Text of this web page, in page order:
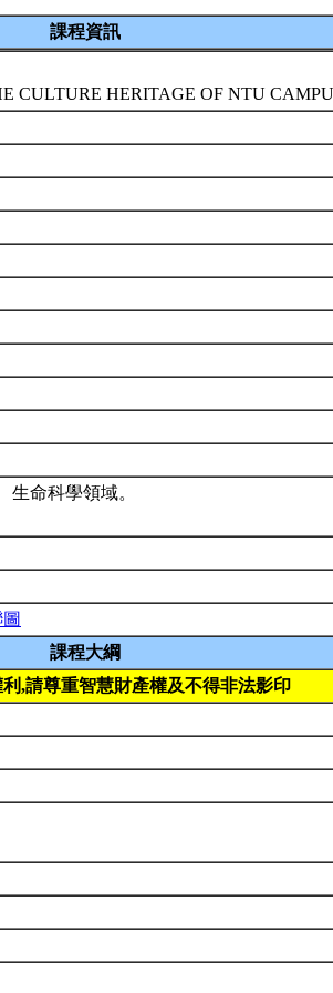
課程資訊
CULTURE HERITAGE OF NTU
生命科學領域。
課程大綱
,請尊重智慧財產權及不得非法影印